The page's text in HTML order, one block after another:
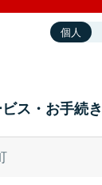
個人
ス・お手続き